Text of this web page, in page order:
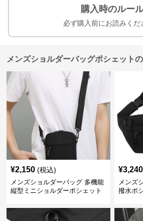
購入時のルー
必ず購入前にお読みくだ
メンズショルダーバッグポシェット
¥2,150 (税込)
メンズショルダーバッグ 多機能
縦型ミニショルダーポシェット
¥3,240
メンズ
撥水ポ